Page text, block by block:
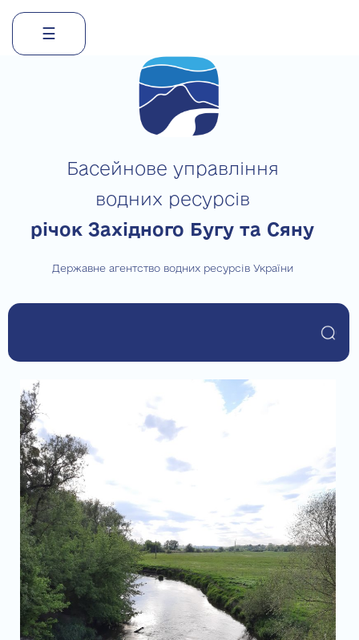
☰
Басейнове управління
водних ресурсів
річок Західного Бугу та Сяну
Державне агентство водних ресурсів України